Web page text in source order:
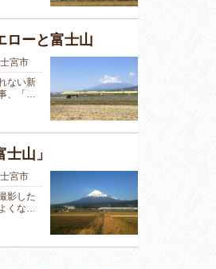
ローと富士山
宮市
ない新
、「…
士山」
宮市
影した
くな…